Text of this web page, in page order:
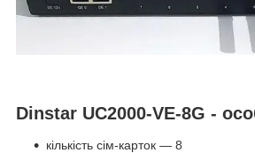
Dinstar UC2000-VE-8G -
кількість сім-карток — 8